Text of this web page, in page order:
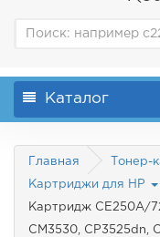
Каталог
Главная Тонер-
Картриджи для HP
Картридж CE250A/
CM3530, CP3525dn,